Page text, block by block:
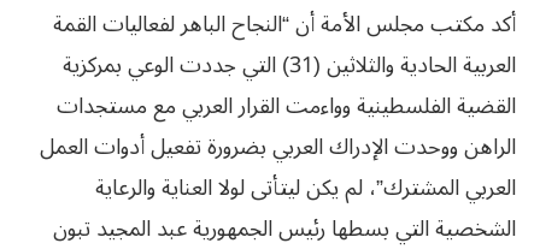
أكد مكتب مجلس الأمة أن “النجاح الباهر لفعاليات القمة
العربية الحادية والثلاثين (31) التي جددت الوعي بمركزية
القضية الفلسطينية وواءمت القرار العربي مع مستجدات
الراهن ووحدت الإدراك العربي بضرورة تفعيل أدوات العمل
العربي المشترك”، لم يكن ليتأتى لولا العناية والرعاية
الشخصية التي بسطها رئيس الجمهورية عبد المجيد تبون